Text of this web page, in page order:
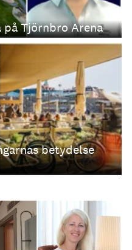
på Tjörnbro Arena
betydelse